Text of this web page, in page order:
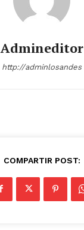
Admineditor
http://adminlosandes
COMPARTIR POST: